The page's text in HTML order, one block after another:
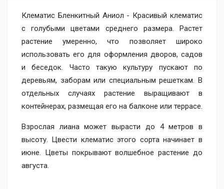
Клематис Бленкитный Аниол - Красивый клематис
с голубыми цветами среднего размера. Растет
растение умеренно, что позволяет широко
использовать его для оформления дворов, садов
и беседок. Часто такую культуру пускают по
деревьям, заборам или специальным решеткам. В
отдельных случаях растение выращивают в
контейнерах, размещая его на балконе или террасе.
Взрослая лиана может вырасти до 4 метров в
высоту. Цвести клематис этого сорта начинает в
июне. Цветы покрывают волшебное растение до
августа.